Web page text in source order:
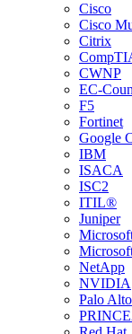
Cisco
Cisco
Citrix
CWNP
EC-
F5
Fortinet
Google
IBM
ISACA
ISC2
ITIL®
Juniper
NetApp
NVIDIA
Palo Alto